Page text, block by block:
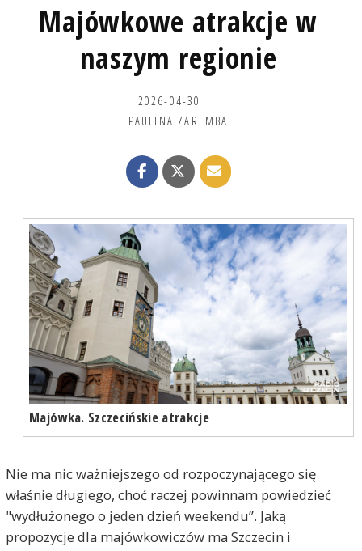
Majówkowe atrakcje w
naszym regionie
2026-04-30
PAULINA ZAREMBA
Majówka. Szczecińskie atrakcje
Nie ma nic ważniejszego od rozpoczynającego się
właśnie długiego, choć raczej powinnam powiedzieć
"wydłużonego o jeden dzień weekendu”. Jaką
propozycje dla majówkowiczów ma Szczecin i